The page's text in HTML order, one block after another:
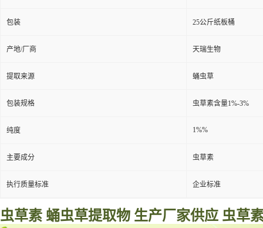
包装 25公斤纸板桶
产地/厂商 天瑞生物
提取来源 蛹虫草
包装规格 虫草素含量1%-3%
纯度 1%%
主要成分 虫草素
执行质量标准 企业标准
虫草素 蛹虫草提取物 生产厂家供应 虫草